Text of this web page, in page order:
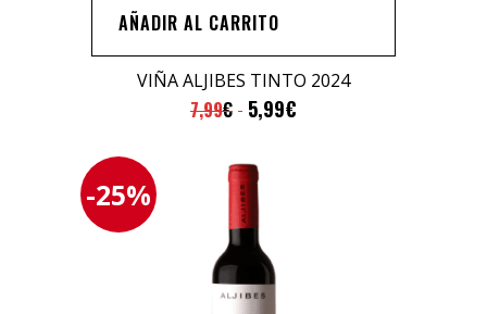
AÑADIR AL CARRITO
VIÑA ALJIBES TINTO 2024
7,99€ 5,99€
-25%